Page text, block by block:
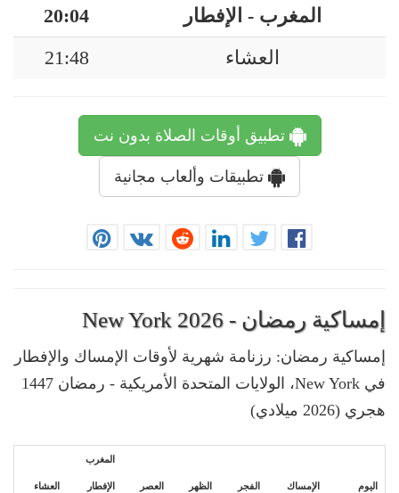
المغرب - الإفطار
20:04
العشاء
21:48
تطبيق أوقات الصلاة بدون نت
تطبيقات وألعاب مجانية
إمساكية رمضان - New York 2026
إمساكية رمضان: رزنامة شهرية لأوقات الإمساك والإفطار
في New York، الولايات المتحدة الأمريكية - رمضان 1447
هجري (2026 ميلادي)
اليوم الإمساك الفجر الظهر العصر
المغرب
الإفطار العشاء